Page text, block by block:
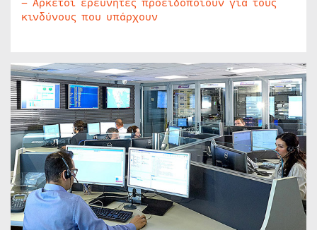
κινδύνους που υπάρχουν